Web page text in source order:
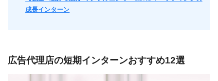
成長インターン
広告代理店の短期インターンおすすめ12選